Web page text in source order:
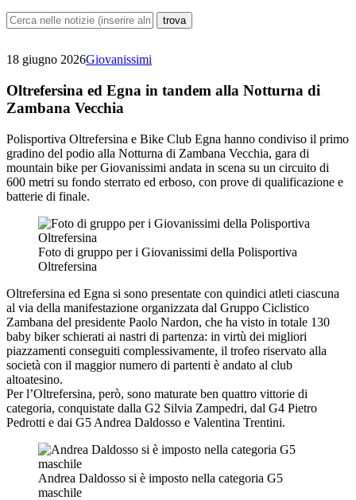
18 giugno 2026Giovanissimi
Oltrefersina ed Egna in tandem alla Notturna di
Zambana Vecchia
Polisportiva Oltrefersina e Bike Club Egna hanno condiviso il primo
gradino del podio alla Notturna di Zambana Vecchia, gara di
mountain bike per Giovanissimi andata in scena su un circuito di
600 metri su fondo sterrato ed erboso, con prove di qualificazione e
batterie di finale.
Foto di gruppo per i Giovanissimi della Polisportiva
Oltrefersina
Oltrefersina ed Egna si sono presentate con quindici atleti ciascuna
al via della manifestazione organizzata dal Gruppo Ciclistico
Zambana del presidente Paolo Nardon, che ha visto in totale 130
baby biker schierati ai nastri di partenza: in virtù dei migliori
piazzamenti conseguiti complessivamente, il trofeo riservato alla
società con il maggior numero di partenti è andato al club
altoatesino.
Per l’Oltrefersina, però, sono maturate ben quattro vittorie di
categoria, conquistate dalla G2 Silvia Zampedri, dal G4 Pietro
Pedrotti e dai G5 Andrea Daldosso e Valentina Trentini.
Andrea Daldosso si è imposto nella categoria G5
maschile